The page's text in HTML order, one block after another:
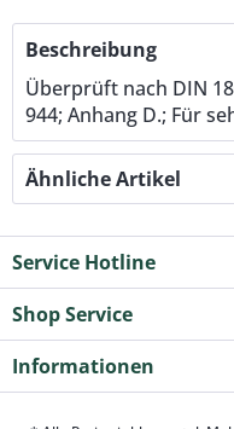
Beschreibung
Überprüft nach DIN
944; Anhang D.; Für
Ähnliche Artikel
Service Hotline
Shop Service
Informationen